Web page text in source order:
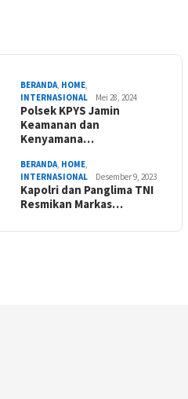
BERANDA, HOME,
INTERNASIONAL
Mei 28, 2024
Polsek KPYS Jamin
Keamanan dan
Kenyamana…
BERANDA, HOME,
INTERNASIONAL
Desember 9, 2023
Kapolri dan Panglima TNI
Resmikan Markas…